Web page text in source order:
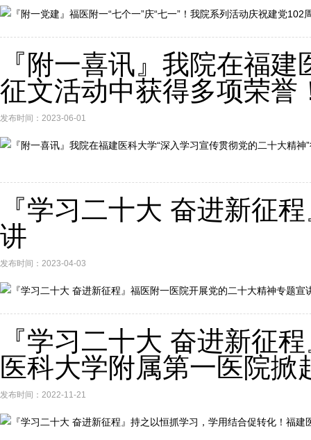
『附一喜讯』我院在福
征文活动中获得多项荣誉
发布时间：2023-06-01
『学习二十大 奋进新征
讲
发布时间：2023-04-03
『学习二十大 奋进新征
医科大学附属第一医院掀
发布时间：2022-11-21